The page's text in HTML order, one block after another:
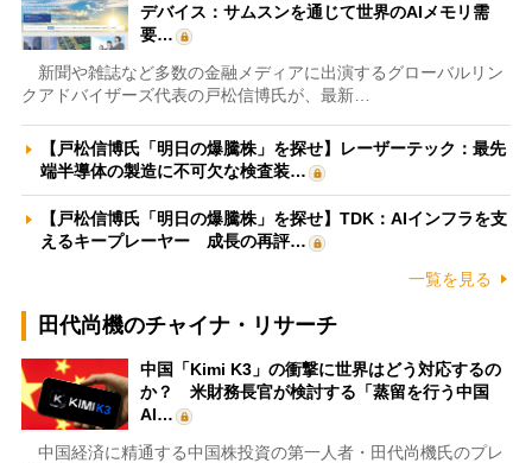
デバイス：サムスンを通じて世界のAIメモリ需
要…
新聞や雑誌など多数の金融メディアに出演するグローバルリン
クアドバイザーズ代表の戸松信博氏が、最新…
【戸松信博氏「明日の爆騰株」を探せ】レーザーテック：最先
端半導体の製造に不可欠な検査装…
【戸松信博氏「明日の爆騰株」を探せ】TDK：AIインフラを支
えるキープレーヤー 成長の再評…
一覧を見る
田代尚機のチャイナ・リサーチ
中国「Kimi K3」の衝撃に世界はどう対応するの
か？ 米財務長官が検討する「蒸留を行う中国
AI…
中国経済に精通する中国株投資の第一人者・田代尚機氏のプレ